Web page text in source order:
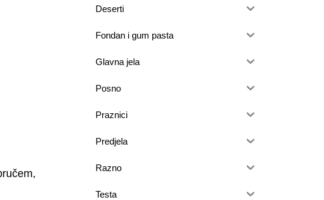
Deserti
Fondan i gum pasta
Glavna jela
Posno
Praznici
Predjela
Razno
Testa